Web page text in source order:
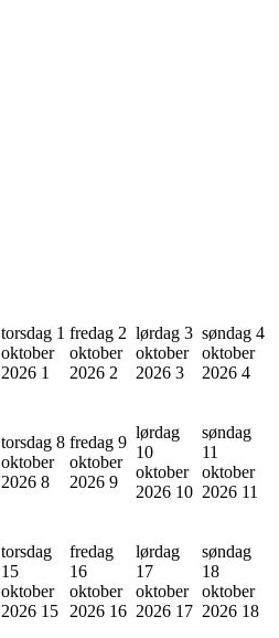
torsdag 1
oktober
2026 1
fredag 2
oktober
2026 2
lørdag 3
oktober
2026 3
søndag 4
oktober
2026 4
torsdag 8
oktober
2026 8
fredag 9
oktober
2026 9
lørdag
10
oktober
2026 10
søndag
11
oktober
2026 11
torsdag
15
oktober
2026 15
fredag
16
oktober
2026 16
lørdag
17
oktober
2026 17
søndag
18
oktober
2026 18